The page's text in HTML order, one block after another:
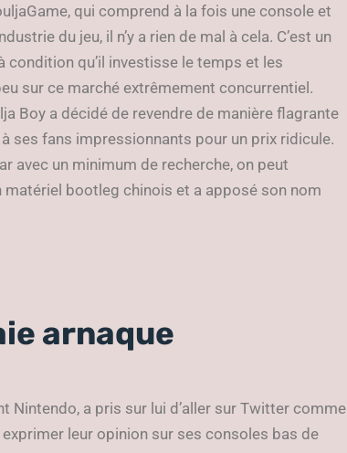
qui comprend à la fois une console et
du jeu, il n’y a rien de mal à cela. C’est un
qu’il investisse le temps et les
sur ce marché extrêmement concurrentiel.
Boy a décidé de revendre de manière flagrante
ses fans impressionnants pour un prix ridicule.
avec un minimum de recherche, on peut
matériel bootleg chinois et a apposé son nom
arnaque
Nintendo, a pris sur lui d’aller sur Twitter comme
leur opinion sur ses consoles bas de